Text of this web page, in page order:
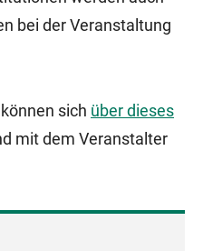
bei der Veranstaltung
sich über dieses
mit dem Veranstalter